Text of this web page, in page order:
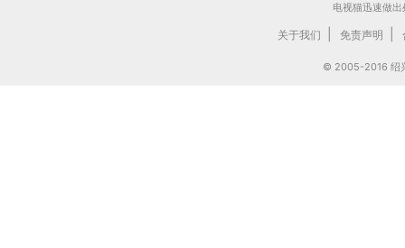
电视猫迅速做
关于我们 免责声明
© 2005-2016 绍